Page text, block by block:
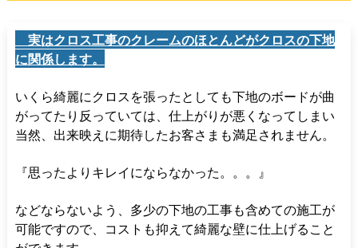
実はクロス工事のクレームのほとんどがクロスの下地
に関係します。
いくら綺麗にクロスを張ったとしても下地のボードが曲
がってたり反っていては、仕上がりが悪くなってしまい
当然、出来映えに期待したお客さまも満足されません。
『思ったよりキレイにならなかった。。。』
などならないよう、多少の下地の工事も含めての施工が
可能ですので、コストも抑えて綺麗な壁に仕上げること